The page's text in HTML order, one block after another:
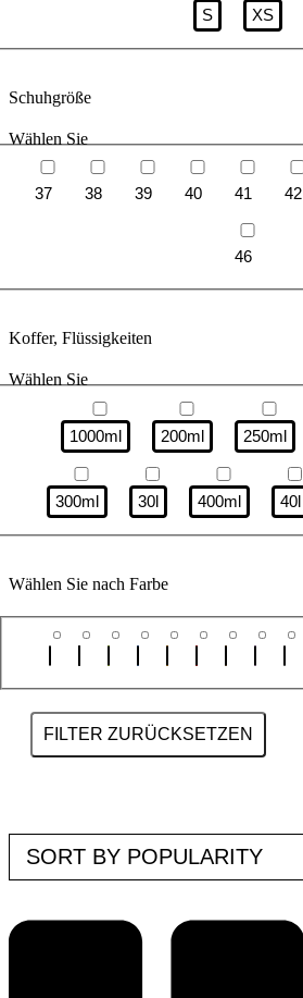
S XS
Schuhgröße
Wählen Sie
37 38 39 40 41 42
46
Koffer, Flüssigkeiten
Wählen Sie
1000ml 200ml 250ml
300ml 30l 400ml 40l
Wählen Sie nach Farbe
FILTER ZURÜCKSETZEN